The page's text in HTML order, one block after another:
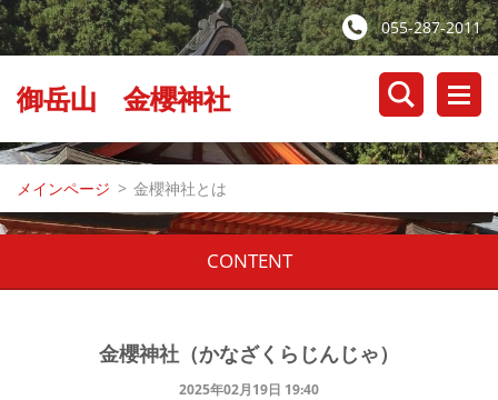
055-287-2011
御岳山 金櫻神社
メインページ > 金櫻神社とは
CONTENT
金櫻神社（かなざくらじんじゃ）
2025年02月19日 19:40